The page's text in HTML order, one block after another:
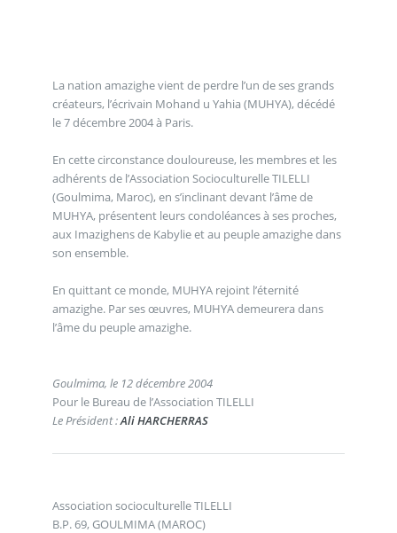
La nation amazighe vient de perdre l’un de ses grands
créateurs, l’écrivain Mohand u Yahia (MUHYA), décédé
le 7 décembre 2004 à Paris.
En cette circonstance douloureuse, les membres et les
adhérents de l’Association Socioculturelle TILELLI
(Goulmima, Maroc), en s’inclinant devant l’âme de
MUHYA, présentent leurs condoléances à ses proches,
aux Imazighens de Kabylie et au peuple amazighe dans
son ensemble.
En quittant ce monde, MUHYA rejoint l’éternité
amazighe. Par ses œuvres, MUHYA demeurera dans
l’âme du peuple amazighe.
Goulmima, le 12 décembre 2004
Pour le Bureau de l’Association TILELLI
Le Président :Ali HARCHERRAS
Association socioculturelle TILELLI
B.P. 69, GOULMIMA (MAROC)